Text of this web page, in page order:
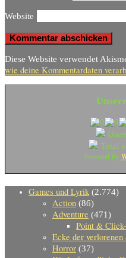
Website
Diese Website verwendet
wie deine Kommentardaten
Total
Powered By
Games und Lyrik (2.774)
Action (86)
Adventure (471)
Point &
Ecke der verlorenen
Horror (37)